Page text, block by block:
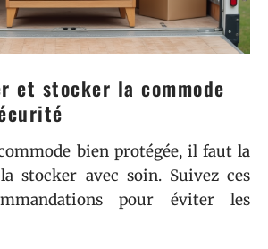
et stocker la commode
bien protégée, il faut la
stocker avec soin. Suivez ces
pour éviter les